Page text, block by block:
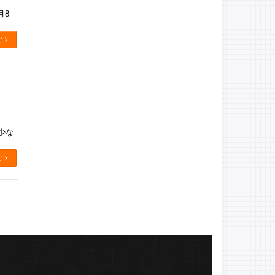
8
な